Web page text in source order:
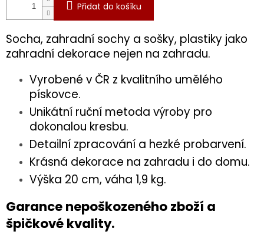
Přidat do košíku
Socha, zahradní sochy a sošky, plastiky jako
zahradní dekorace nejen na zahradu.
Vyrobené v ČR z kvalitního umělého
pískovce.
Unikátní ruční metoda výroby pro
dokonalou kresbu.
Detailní zpracování a hezké probarvení.
Krásná dekorace na zahradu i do domu.
Výška 20 cm, váha 1,9 kg.
Garance nepoškozeného zboží a
špičkové kvality.